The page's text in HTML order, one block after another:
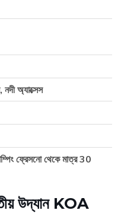
অ্যাক্সেস
ফ্রেসনো থেকে মাত্র 30
উদ্যান KOA